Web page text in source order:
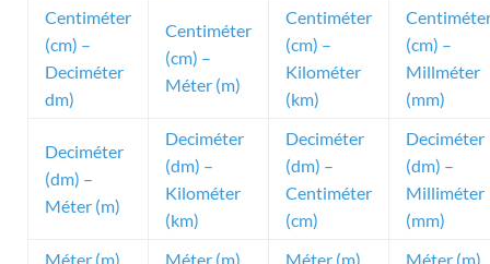
Centiméter
(cm) –
Deciméter
dm)
Centiméter
(cm) –
Méter (m)
Centiméter
(cm) –
Kilométer
(km)
(cm) –
Millméter
(mm)
Deciméter
(dm) –
Méter (m)
Deciméter
(dm) –
Kilométer
(km)
Deciméter
(dm) –
Centiméter
(cm)
Deciméter
(dm) –
Milliméter
(mm)
Méter (m)
Méter (m) Méter (m) Méter (m)